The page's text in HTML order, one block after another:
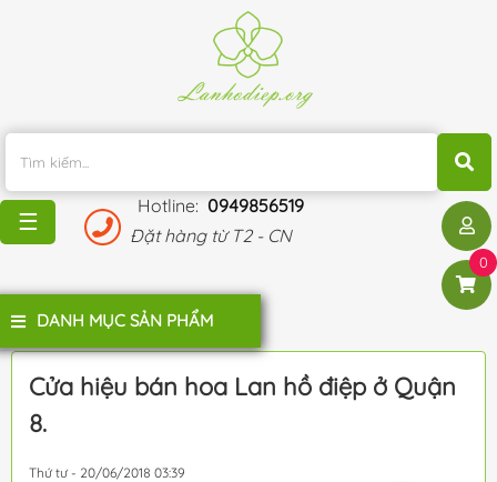
Hotline: 0949856519
Đặt hàng từ T2 - CN
0
MÃI
BLOG
HÀNG
HỆ
☰
DANH MỤC SẢN PHẨM
Cửa hiệu bán hoa Lan hồ điệp ở Quận
8.
Thứ tư - 20/06/2018 03:39